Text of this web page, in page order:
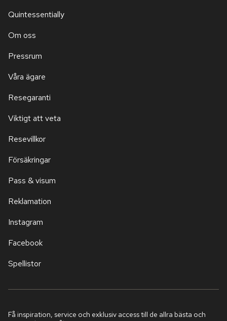
Quintessentially
Om oss
Pressrum
Våra ägare
Resegaranti
Viktigt att veta
Resevillkor
Försäkringar
Pass & visum
Reklamation
Instagram
Facebook
Spellistor
Få inspiration, service och exklusiv access till de allra bästa och